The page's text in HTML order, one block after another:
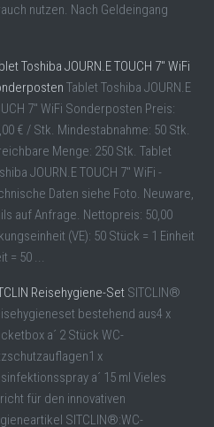
nutzen. Nach Geldeingang
Toshiba JOURN.E TOUCH 7″ WiFi
Tablet Toshiba JOURN.E
7" WiFi Sonderposten Preis:
€ / Stk. Mindestabnahme: 50 Stk.
Menge: 250 Stk. Tablet
JOURN.E TOUCH 7" WiFi -
Daten siehe Foto. Neuware,
auf Anfrage. Nettopreis: 50,00
(VE): 50 Stück = 1 Einheit
50 ...
Reisehygiene-Set SITCLIN®
bestehend aus4 x
a´ 2 Stück WC-
x
a´ 15 ml Vieles
für den innovativen
SITCLIN®:WC-